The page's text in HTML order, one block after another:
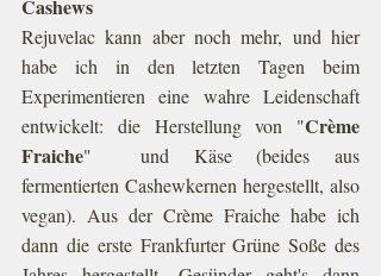
Cashews
Rejuvelac kann aber noch mehr, und hier
habe ich in den letzten Tagen beim
Experimentieren eine wahre Leidenschaft
entwickelt: die Herstellung von "Crème
Fraiche"  und Käse (beides aus
fermentierten Cashewkernen hergestellt, also
vegan). Aus der Crème Fraiche habe ich
dann die erste Frankfurter Grüne Soße des